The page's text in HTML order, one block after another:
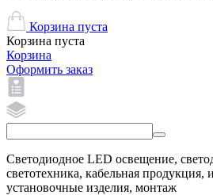
Корзина пуста
Корзина пуста
Корзина
Оформить заказ
Светодиодное LED освещение,
светотехника, кабельная продукция,
установочные изделия, монтаж